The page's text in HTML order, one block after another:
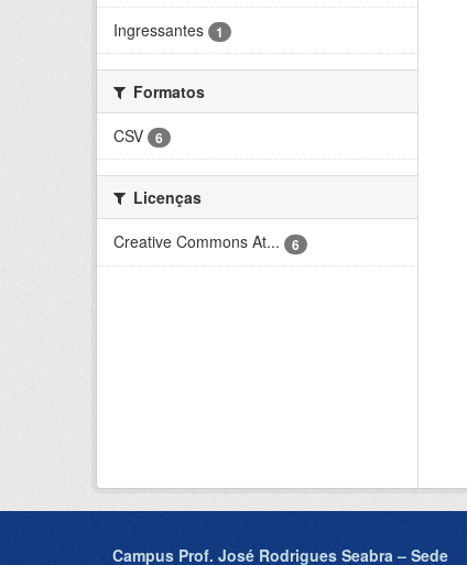
Ingressantes 1
Formatos
CSV
6
Licenças
Creative Commons At...
6
Campus Prof. José Rodrigues Seabra – Sede